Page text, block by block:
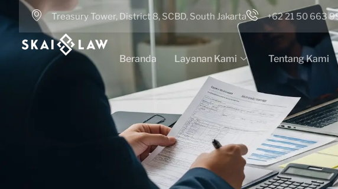
Treasury Tower, District 8, SCBD, South Jakarta +62 21 50 663
Beranda Layanan Kami Tentang Kami